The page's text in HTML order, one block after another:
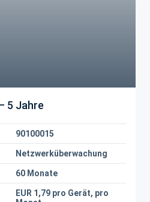
5 Jahre
90100015
Netzwerküberwachung
60 Monate
EUR 1,79 pro Gerät, pro